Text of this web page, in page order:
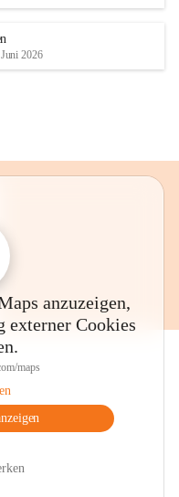
2026
anzuzeigen,
externer Cookies
maps